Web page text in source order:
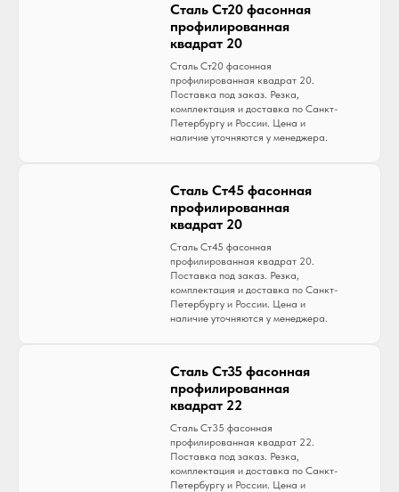
Сталь Ст20 фасонная
профилированная
квадрат 20
Сталь Ст20 фасонная
профилированная квадрат 20.
Поставка под заказ. Резка,
комплектация и доставка по Санкт-
Петербургу и России. Цена и
наличие уточняются у менеджера.
Сталь Ст45 фасонная
профилированная
квадрат 20
Сталь Ст45 фасонная
профилированная квадрат 20.
Поставка под заказ. Резка,
комплектация и доставка по Санкт-
Петербургу и России. Цена и
наличие уточняются у менеджера.
Сталь Ст35 фасонная
профилированная
квадрат 22
Сталь Ст35 фасонная
профилированная квадрат 22.
Поставка под заказ. Резка,
комплектация и доставка по Санкт-
Петербургу и России. Цена и